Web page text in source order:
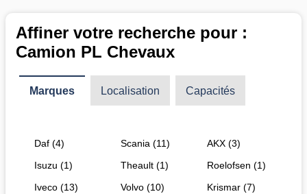
Affiner votre recherche pour :
Camion PL Chevaux
Marques Localisation Capacités
Daf (4)
Isuzu (1)
Iveco (13)
Scania (11)
Theault (1)
Volvo (10)
AKX (3)
Roelofsen (1)
Krismar (7)